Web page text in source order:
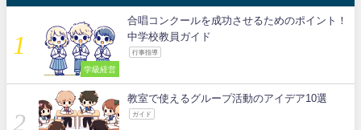
学級経営
合唱コンクールを成功させるためのポイント！
中学校教員ガイド
行事指導
教室で使えるグループ活動のアイデア10選
ガイド